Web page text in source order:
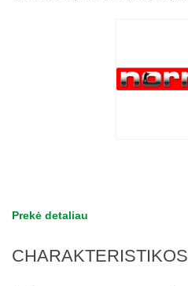
Prekė detaliau
CHARAKTERISTIKOS